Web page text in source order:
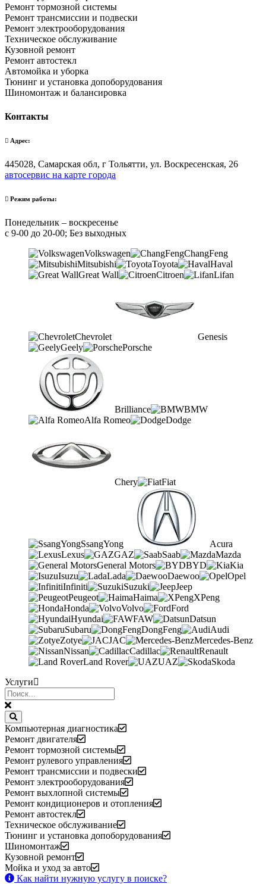
Ремонт тормозной системы
Ремонт трансмиссии и подвески
Ремонт электрооборудования
Техническое обслуживание
Кузовной ремонт
Ремонт автостекл
Автомойка и уборка
Тюнинг и установка допоборудования
Шиномонтаж и балансировка
Контакты
Адрес:
445028, Самарская обл, г Тольятти, ул. Воскресенская, 26
автосервис на карте города
Режим работы:
Понедельник – воскресенье
с 9-00 до 20-00; Без выходных
Volkswagen
ChangFeng
Mitsubishi
Toyota
Haval
Great Wall
Citroen Lifan
Chevrolet
Genesis
Geely
Porsche
Brilliance
BMW
Alfa Romeo
Dodge
Chery Fiat
SsangYong
Acura
Lexus
GAZ Saab
Mazda
General Motors
BYD
Kia
Isuzu
Lada Daewoo
Opel
Infiniti
Suzuki
Jeep
Peugeot
Haima
XPeng
Honda
Volvo
Ford
Hyundai
FAW
Datsun
Subaru
DongFeng
Audi
Zotye
JAC
Mercedes-Benz
Nissan
Cadillac
Renault
Land Rover
UAZ
Skoda
Услуги
Компьютерная диагностика
Ремонт двигателя
Ремонт тормозной системы
Ремонт рулевого управления
Ремонт трансмиссии и подвески
Ремонт электрооборудования
Ремонт выхлопной системы
Ремонт кондиционеров и отопления
Ремонт автостекл
Техническое обслуживание
Тюнинг и установка допоборудования
Шиномонтаж
Кузовной ремонт
Мойка и уход за авто
Как найти нужную услугу в поиске?